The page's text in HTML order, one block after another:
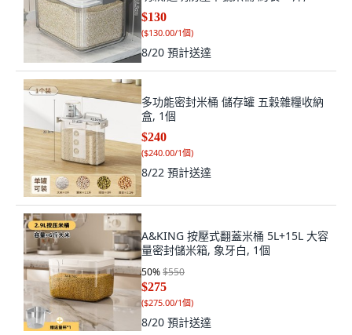
明
$130
($130.00/1個)
8/20 預計送達
多功能密封米桶 儲存罐 五穀雜糧收納
盒, 1個
$240
($240.00/1個)
8/22 預計送達
A&KING 按壓式翻蓋米桶 5L+15L 大容
量密封儲米箱, 象牙白, 1個
50%$550
$275
($275.00/1個)
8/20 預計送達